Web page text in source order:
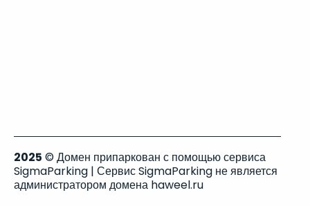
2025 © Домен припаркован с помощью сервиса
SigmaParking | Сервис SigmaParking не является
администратором домена haweel.ru